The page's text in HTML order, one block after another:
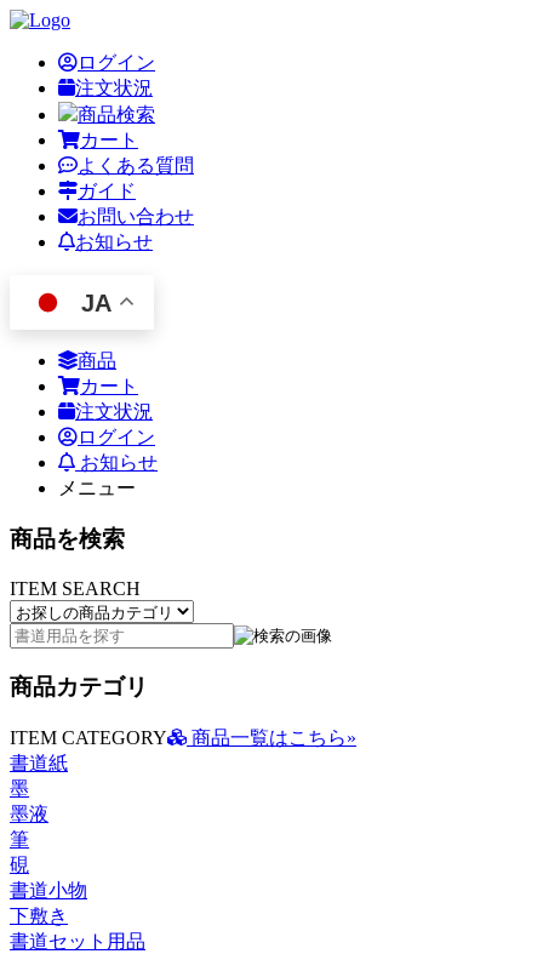
ログイン
注文状況
商品検索
カート
よくある質問
ガイド
お問い合わせ
お知らせ
JA
商品
カート
注文状況
ログイン
お知らせ
メニュー
商品を検索
ITEM SEARCH
商品カテゴリ
ITEM CATEGORY
商品一覧はこちら»
書道紙
墨
墨液
筆
硯
書道小物
下敷き
書道セット用品